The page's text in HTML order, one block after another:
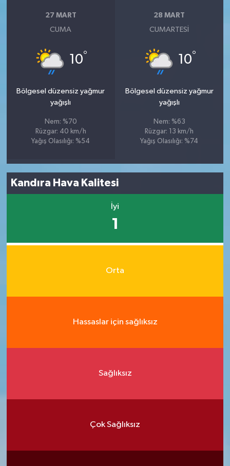
27 MART
CUMA
10°
Bölgesel düzensiz yağmur
yağışlı
Nem: %70
Rüzgar: 40 km/h
Yağış Olasılığı: %54
28 MART
CUMARTESI
10°
Bölgesel düzensiz yağmur
yağışlı
Nem: %63
Rüzgar: 13 km/h
Yağış Olasılığı: %74
Kandıra Hava Kalitesi
İyi
1
Orta
Hassaslar için sağlıksız
Sağlıksız
Çok Sağlıksız